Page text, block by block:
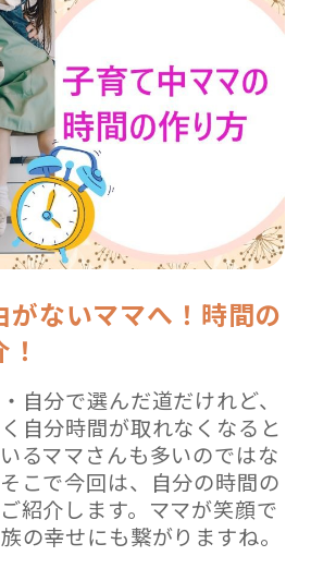
がないママへ！時間の
自分で選んだ道だけれど、
自分時間が取れなくなると
るママさんも多いのではな
こで今回は、自分の時間の
紹介します。ママが笑顔で
の幸せにも繋がりますね。